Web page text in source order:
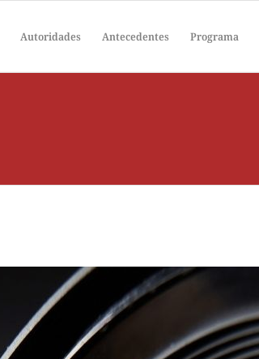
Autoridades Antecedentes Programa